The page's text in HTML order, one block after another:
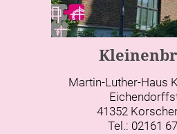
Martin-Luther-Haus
41352
Tel.: 02161